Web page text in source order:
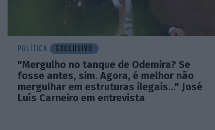
POLÍTICA EXCLUSIVO
"Mergulho no tanque de Odemira? Se
fosse antes, sim. Agora, é melhor não
mergulhar em estruturas ilegais..." José
Luís Carneiro em entrevista